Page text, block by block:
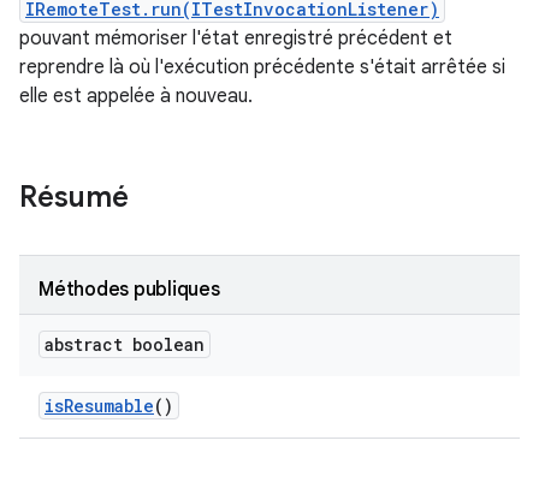
IRemoteTest.run(ITestInvocationListener)
pouvant mémoriser l'état enregistré précédent et
reprendre là où l'exécution précédente s'était arrêtée si
elle est appelée à nouveau.
Résumé
Méthodes publiques
abstract boolean
isResumable()